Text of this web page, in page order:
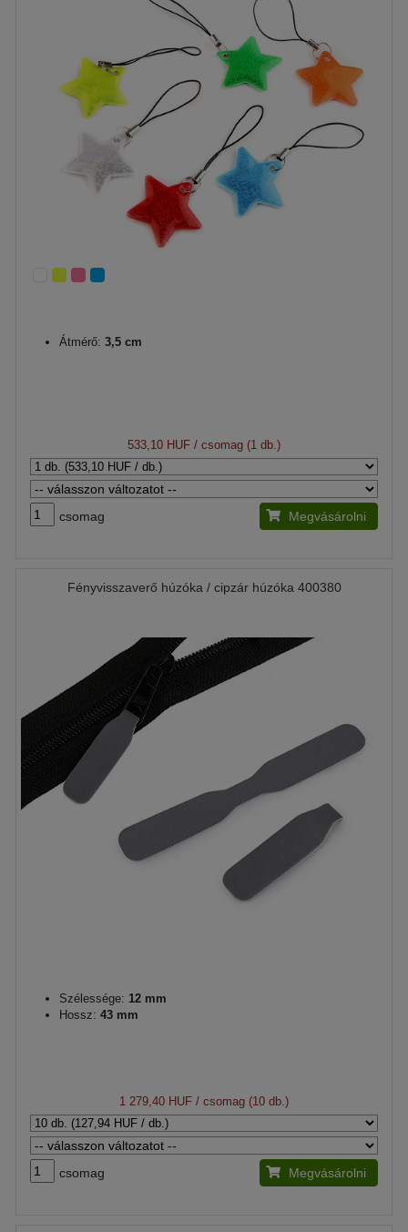
Átmérő: 3,5 cm
533,10 HUF / csomag (1 db.)
csomag Megvásárolni
Fényvisszaverő húzóka / cipzár húzóka 400380
Szélessége: 12 mm
Hossz: 43 mm
1 279,40 HUF / csomag (10 db.)
csomag Megvásárolni